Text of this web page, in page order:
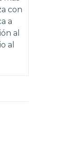
con
a
al
al